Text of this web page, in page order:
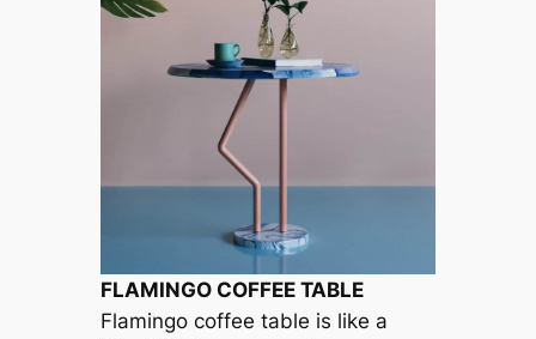
FLAMINGO COFFEE TABLE
Flamingo coffee table is like a